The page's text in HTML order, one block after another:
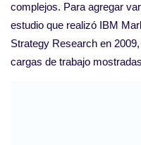
complejos. Para agregar
estudio que realizó IBM
Strategy Research en
cargas de trabajo